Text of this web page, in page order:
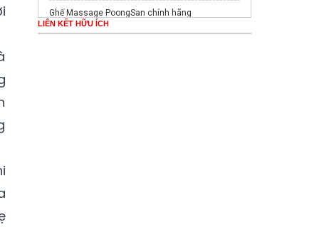
Ghế Massage PoongSan chính hãng
poongsankorea.vn
LIÊN KẾT HỮU ÍCH